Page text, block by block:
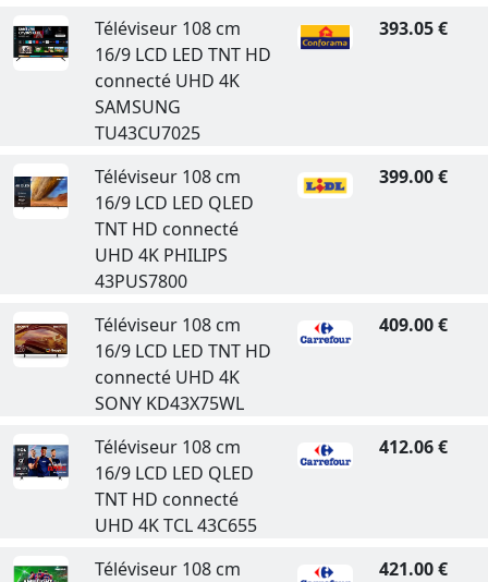
Téléviseur 108 cm
16/9 LCD LED TNT HD
connecté UHD 4K
SAMSUNG
TU43CU7025
393.05 €
Téléviseur 108 cm
16/9 LCD LED QLED
TNT HD connecté
UHD 4K PHILIPS
43PUS7800
399.00 €
Téléviseur 108 cm
16/9 LCD LED TNT HD
connecté UHD 4K
SONY KD43X75WL
409.00 €
Téléviseur 108 cm
16/9 LCD LED QLED
TNT HD connecté
UHD 4K TCL 43C655
412.06 €
Téléviseur 108 cm
421.00 €